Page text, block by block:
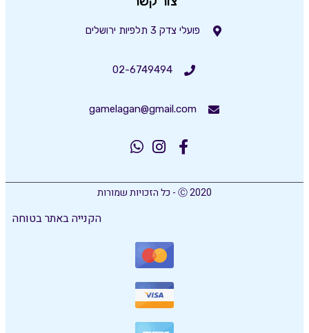
פועלי צדק 3 תלפיות ירושלים
02-6749494
gamelagan@gmail.com
Ⓒ 2020 - כל הזכויות שמורות
הקנייה באתר בטוחה